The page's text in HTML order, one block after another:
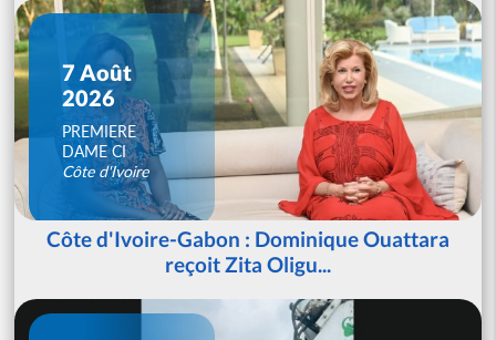
7 Août
2026
PREMIERE
DAME CI
Côte d'Ivoire
Côte d'Ivoire-Gabon : Dominique Ouattara
reçoit Zita Oligu...